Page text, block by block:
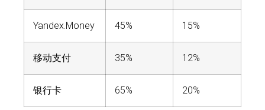
Yandex.Money 45% 15%
移动支付 35% 12%
银行卡 65% 20%